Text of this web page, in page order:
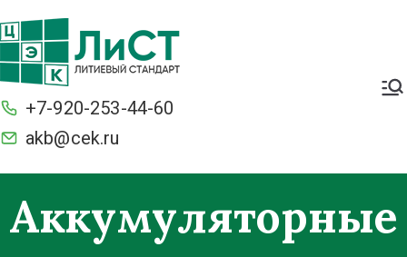
+7-920-253-44-60
akb@cek.ru
Аккумуляторные